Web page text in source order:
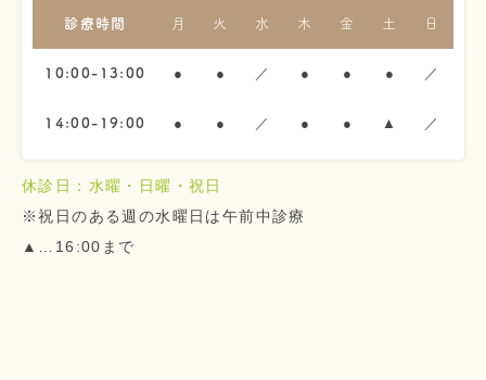
診療時間 月 火 水 木 金 土 日
10:00-13:00 ● ● ／ ● ● ● ／
14:00-19:00 ● ● ／ ● ● ▲ ／
休診日：水曜・日曜・祝日
※祝日のある週の水曜日は午前中診療
▲…16:00まで